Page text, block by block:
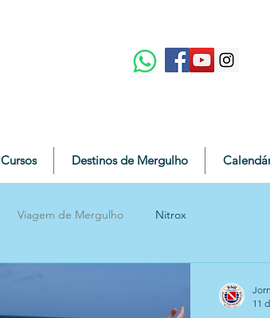
Cursos Destinos de Mergulho
Viagem de Mergulho Nitrox
11